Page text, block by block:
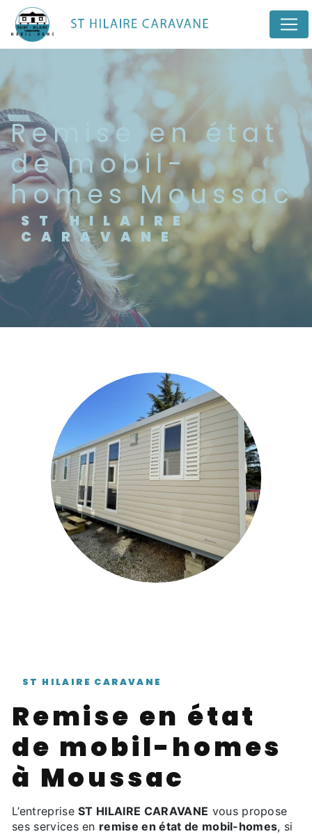
remise en état
de mobil-
homes Moussac
ST HILAIRE
CARAVANE
ST HILAIRE CARAVANE
remise en état
de mobil-homes
à Moussac
L’entrepriseST HILAIRE CARAVANE vous propose
ses services en remise en état de mobil-homes, si
Panneau de gestion des cookies